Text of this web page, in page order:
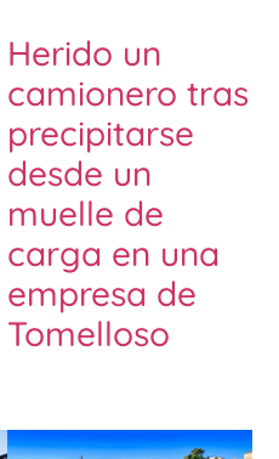
Herido un
camionero tras
precipitarse
desde un
muelle de
carga en una
empresa de
Tomelloso